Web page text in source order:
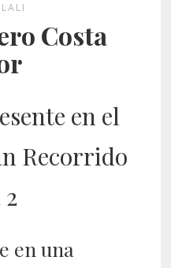
Costa
en el
Recorrido
en una